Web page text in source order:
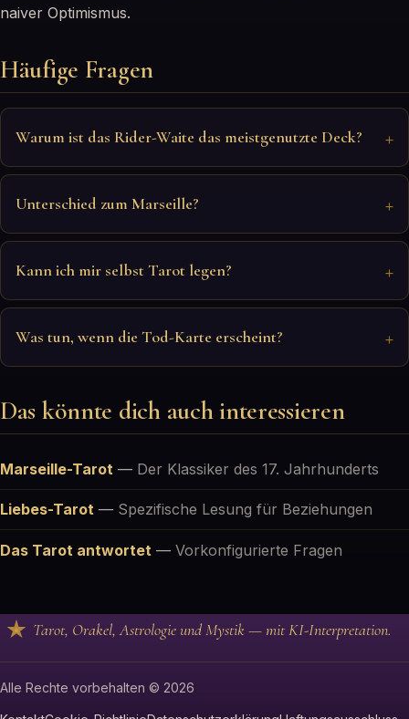
naiver Optimismus.
Häufige Fragen
Warum ist das Rider-Waite das meistgenutzte Deck?
Unterschied zum Marseille?
Kann ich mir selbst Tarot legen?
Was tun, wenn die Tod-Karte erscheint?
Das könnte dich auch interessieren
Marseille-Tarot — Der Klassiker des 17. Jahrhunderts
Liebes-Tarot — Spezifische Lesung für Beziehungen
Das Tarot antwortet — Vorkonfigurierte Fragen
Tarot, Orakel, Astrologie und Mystik — mit KI-Interpretation.
Alle Rechte vorbehalten © 2026